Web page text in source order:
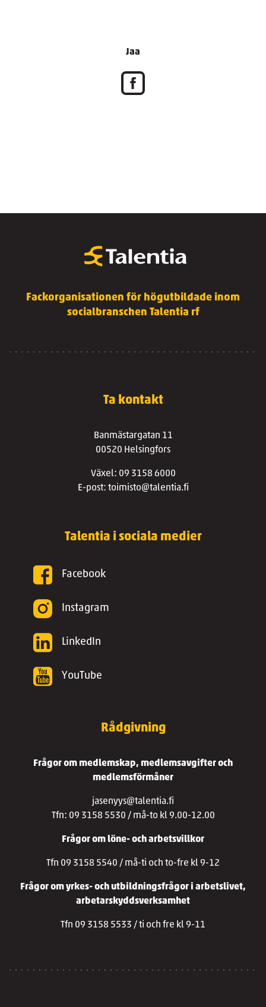
Jaa
Fackorganisationen för högutbildade inom
socialbranschen Talentia rf
Ta kontakt
Banmästargatan 11
00520 Helsingfors
Växel: 09 3158 6000
E-post: toimisto@talentia.fi
Talentia i sociala medier
Facebook
Instagram
LinkedIn
YouTube
Rådgivning
Frågor om medlemskap, medlemsavgifter och
medlemsförmåner
jasenyys@talentia.fi
Tfn: 09 3158 5530 / må-to kl 9.00-12.00
Frågor om löne- och arbetsvillkor
Tfn 09 3158 5540 / må-ti och to-fre kl 9-12
Frågor om yrkes- och utbildningsfrågor i arbetslivet,
arbetarskyddsverksamhet
Tfn 09 3158 5533 / ti och fre kl 9-11